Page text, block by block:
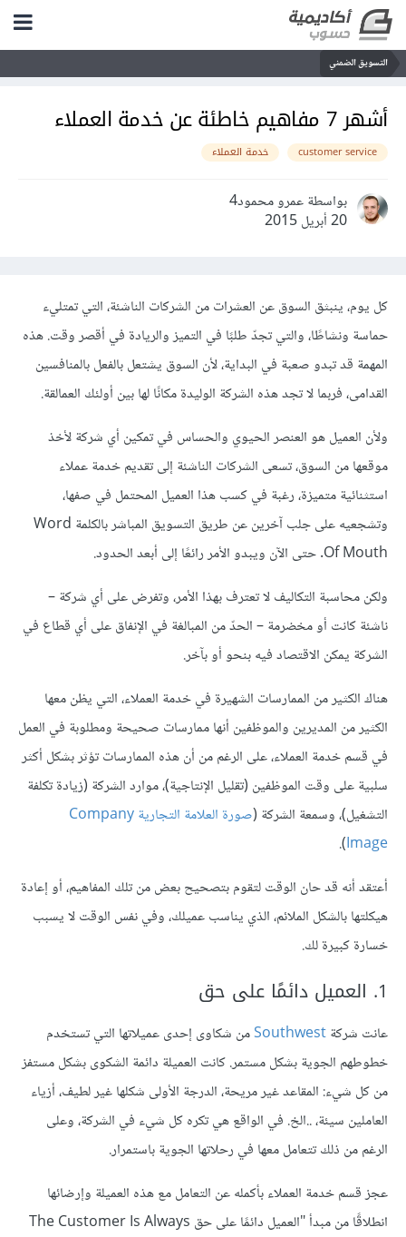
التسويق الضمني
أشهر 7 مفاهيم خاطئة عن خدمة العملاء
customer service خدمة العملاء
بواسطة عمرو محمود4
20 أبريل 2015
كل يوم، ينبثق السوق عن العشرات من الشركات الناشئة، التي تمتليء
حماسة ونشاطًا، والتي تجدّ طلبًا في التميز والريادة في أقصر وقت. هذه
المهمة قد تبدو صعبة في البداية، لأن السوق يشتعل بالفعل بالمنافسين
القدامى، فربما لا تجد هذه الشركة الوليدة مكانًا لها بين أولئك العمالقة.
ولأن العميل هو العنصر الحيوي والحساس في تمكين أي شركة لأخذ
موقعها من السوق، تسعى الشركات الناشئة إلى تقديم خدمة عملاء
استثنائية متميزة، رغبة في كسب هذا العميل المحتمل في صفها،
وتشجعيه على جلب آخرين عن طريق التسويق المباشر بالكلمة Word
Of Mouth. حتى الآن ويبدو الأمر رائعًا إلى أبعد الحدود.
ولكن محاسبة التكاليف لا تعترف بهذا الأمر، وتفرض على أي شركة –
ناشئة كانت أو مخضرمة – الحدّ من المبالغة في الإنفاق على أي قطاع في
الشركة يمكن الاقتصاد فيه بنحو أو بآخر.
هناك الكثير من الممارسات الشهيرة في خدمة العملاء، التي يظن معها
الكثير من المديرين والموظفين أنها ممارسات صحيحة ومطلوبة في العمل
في قسم خدمة العملاء، على الرغم من أن هذه الممارسات تؤثر بشكل أكثر
سلبية على وقت الموظفين (تقليل الإنتاجية)، موارد الشركة (زيادة تكلفة
التشغيل)، وسمعة الشركة (
صورة العلامة التجارية Company
Image
).
أعتقد أنه قد حان الوقت لتقوم بتصحيح بعض من تلك المفاهيم، أو إعادة
هيكلتها بالشكل الملائم، الذي يناسب عميلك، وفي نفس الوقت لا يسبب
خسارة كبيرة لك.
1. العميل دائمًا على حق
عانت شركةSouthwestمن شكاوى إحدى عميلاتها التي تستخدم
خطوطهم الجوية بشكل مستمر. كانت العميلة دائمة الشكوى بشكل مستفز
من كل شيء: المقاعد غير مريحة، الدرجة الأولى شكلها غير لطيف، أزياء
العاملين سيئة، ..الخ. في الواقع هي تكره كل شيء في الشركة، وعلى
الرغم من ذلك تتعامل معها في رحلاتها الجوية باستمرار.
عجز قسم خدمة العملاء بأكمله عن التعامل مع هذه العميلة وإرضائها
انطلاقًا من مبدأ "العميل دائمًا على حق The Customer Is Always